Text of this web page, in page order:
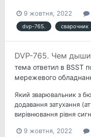
9 жовтня, 2022
dvp-765. сварочник
DVP-765. Чем
тема ответил в BSST
мережевого
Який зварювальник з
додавання затухання
вирівнювання рівня
9 жовтня, 2022